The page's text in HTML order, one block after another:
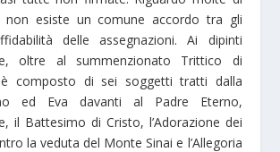
non esiste un comune accordo tra gli
delle assegnazioni. Ai dipinti
oltre al summenzionato Trittico di
composto di sei soggetti tratti dalla
ed Eva davanti al Padre Eterno,
il Battesimo di Cristo, l’Adorazione dei
la veduta del Monte Sinai e l’Allegoria